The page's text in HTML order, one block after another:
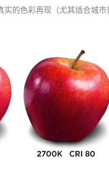
的色彩再现（尤其适合城